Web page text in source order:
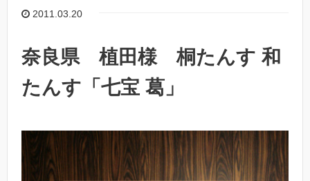
2011.03.20
奈良県 植田様 桐たんす 和
たんす「七宝 葛」